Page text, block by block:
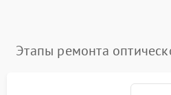
Этапы ремонта